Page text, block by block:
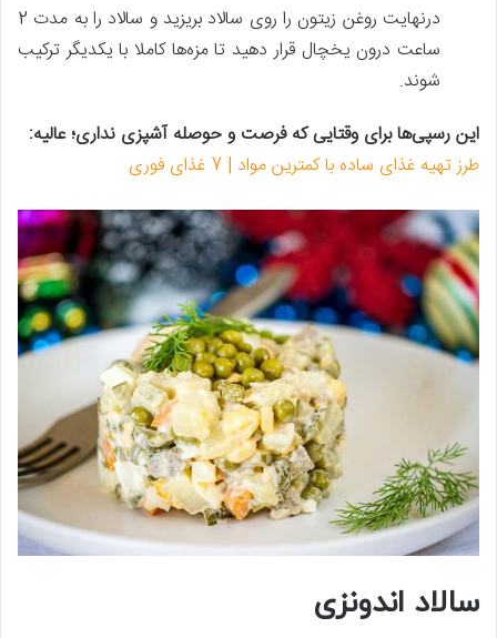
درنهایت روغن زیتون را روی سالاد بریزید و سالاد را به مدت 2
ساعت درون یخچال قرار دهید تا مزه‌ها کاملا با یکدیگر ترکیب
شوند.
این رسپی‌ها برای وقتایی که فرصت و حوصله آشپزی نداری؛ عالیه:
طرز تهیه غذای ساده با کمترین مواد | 7 غذای فوری
سالاد اندونزی